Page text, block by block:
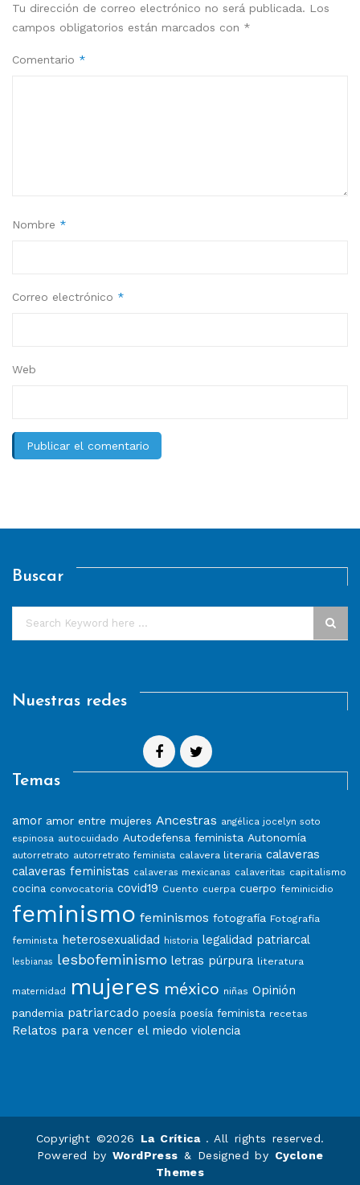
Tu dirección de correo electrónico no será publicada. Los
campos obligatorios están marcados con *
Comentario *
Nombre *
Correo electrónico *
Web
Buscar
Nuestras redes
Temas
amor amor entre mujeres Ancestras angélica jocelyn soto
espinosa autocuidado Autodefensa feminista Autonomía
autorretrato autorretrato feminista calavera literaria calaveras
calaveras feministas calaveras mexicanas calaveritas capitalismo
cocina convocatoria covid19 Cuento cuerpa cuerpo feminicidio
feminismo feminismos fotografía Fotografía
feminista heterosexualidad historia legalidad patriarcal
lesbianas lesbofeminismo letras púrpura literatura
maternidad mujeres méxico niñas Opinión
pandemia patriarcado poesía poesía feminista recetas
Relatos para vencer el miedo violencia
Copyright ©2026 La Crítica . All rights reserved.
Powered by WordPress & Designed by Cyclone
Themes